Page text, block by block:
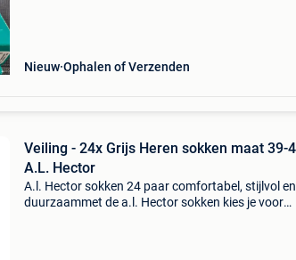
Nieuw Ophalen of Verzenden
Veiling - 24x Grijs Heren sokken maat 39-42
A.L. Hector
A.l. Hector sokken 24 paar comfortabel, stijlvol en
duurzaammet de a.l. Hector sokken kies je voor